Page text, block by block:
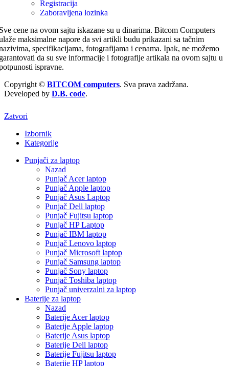
Registracija
Zaboravljena lozinka
cene na ovom sajtu iskazane su u dinarima. Bitcom Computers
maksimalne napore da svi artikli budu prikazani sa tačnim
specifikacijama, fotografijama i cenama. Ipak, ne možemo
da su sve informacije i fotografije artikala na ovom sajtu u
ispravne.
Copyright © BITCOM computers. Sva prava zadržana.
Developed by D.B. code.
Zatvori
Izbornik
Kategorije
Punjači za laptop
Nazad
Punjač Acer laptop
Punjač Apple laptop
Punjač Asus Laptop
Punjač Dell laptop
Punjač Fujitsu laptop
Punjač HP Laptop
Punjač IBM laptop
Punjač Lenovo laptop
Punjač Microsoft laptop
Punjač Samsung laptop
Punjač Sony laptop
Punjač Toshiba laptop
Punjač univerzalni za laptop
Baterije za laptop
Nazad
Baterije Acer laptop
Baterije Apple laptop
Baterije Asus laptop
Baterije Dell laptop
Baterije Fujitsu laptop
Baterije HP laptop